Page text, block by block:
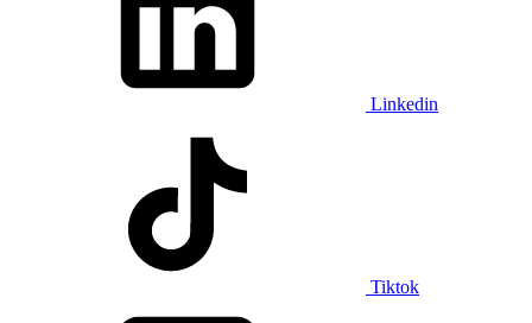
Linkedin
Tiktok